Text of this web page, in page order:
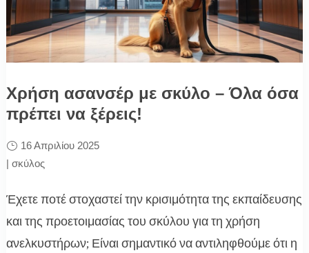
Χρήση ασανσέρ με σκύλο – Όλα όσα
πρέπει να ξέρεις!
16 Απριλίου 2025
| σκύλος
Έχετε ποτέ στοχαστεί την κρισιμότητα της εκπαίδευσης
και της προετοιμασίας του σκύλου για τη χρήση
ανελκυστήρων; Είναι σημαντικό να αντιληφθούμε ότι η